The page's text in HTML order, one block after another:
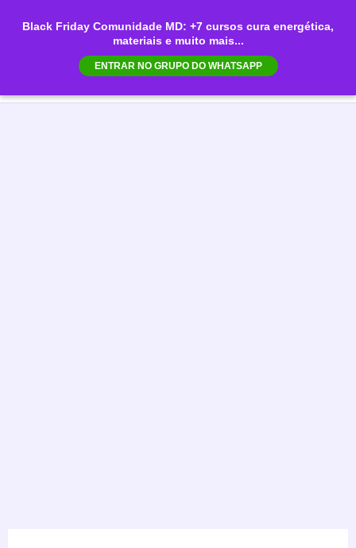
Black Friday Comunidade MD: +7 cursos cura energética,
materiais e muito mais...
ENTRAR NO GRUPO DO WHATSAPP
para